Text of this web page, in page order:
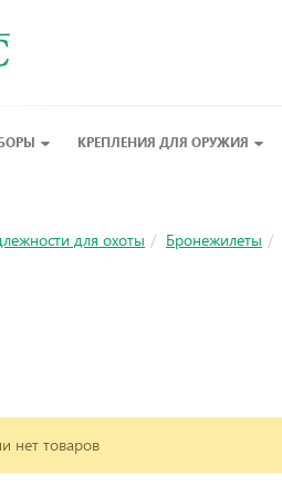
КРЕПЛЕНИЯ ДЛЯ ОРУЖИЯ
для охоты Бронежилеты
нет товаров